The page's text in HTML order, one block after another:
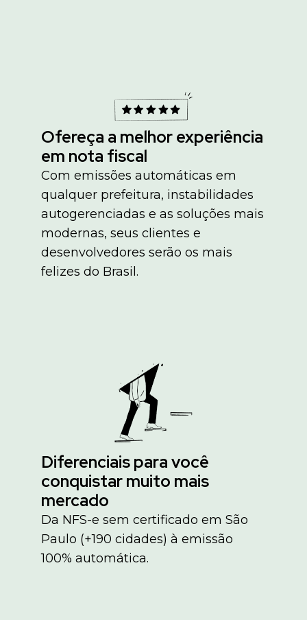
Ofereça a melhor experiência
em nota fiscal
Com emissões automáticas em
qualquer prefeitura, instabilidades
autogerenciadas e as soluções mais
modernas, seus clientes e
desenvolvedores serão os mais
felizes do Brasil.
Diferenciais para você
conquistar muito mais
mercado
Da NFS-e sem certificado em São
Paulo (+190 cidades) à emissão
100% automática.